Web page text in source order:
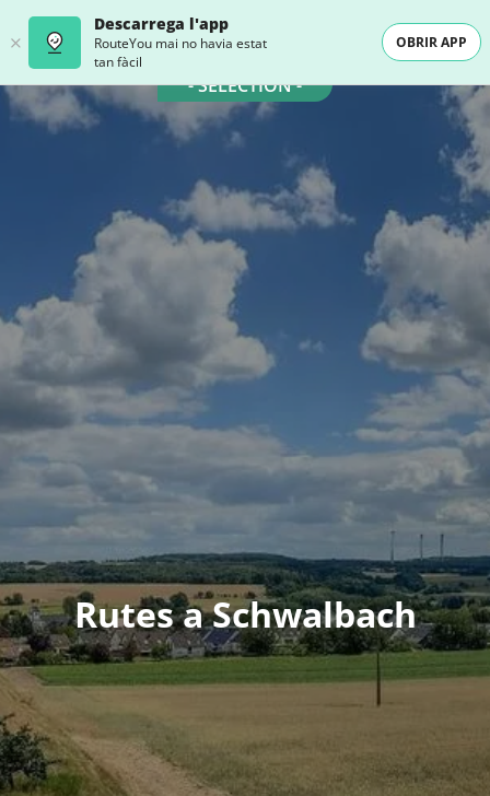
Descarrega l'app
RouteYou mai no havia estat
tan fàcil
OBRIR APP
- SELECTION -
Rutes a Schwalbach